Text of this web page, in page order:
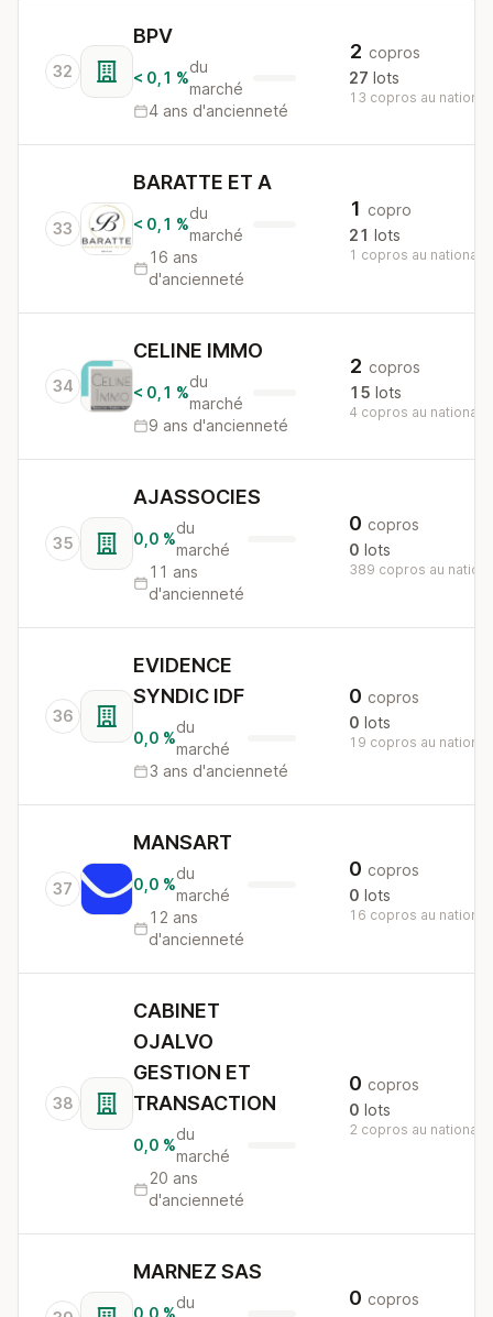
32
BPV
< 0,1 %
du
marché
4 ans d'ancienneté
2 copros
27 lots
13 copros au national
33
BARATTE ET A
< 0,1 %
du
marché
16 ans
d'ancienneté
1 copro
21 lots
1 copros au national
34
CELINE IMMO
< 0,1 %
du
marché
9 ans d'ancienneté
2 copros
15 lots
4 copros au national
35
AJASSOCIES
0,0 %
du
marché
11 ans
d'ancienneté
0 copros
0 lots
389 copros au
36
EVIDENCE
SYNDIC IDF
0,0 %
du
marché
3 ans d'ancienneté
0 copros
0 lots
19 copros au national
37
MANSART
0,0 %
du
marché
12 ans
d'ancienneté
0 copros
0 lots
16 copros au national
38
CABINET
OJALVO
GESTION ET
TRANSACTION
0,0 %
du
marché
20 ans
d'ancienneté
0 copros
0 lots
2 copros au national
MARNEZ SAS
0,0 %
du
0 copros